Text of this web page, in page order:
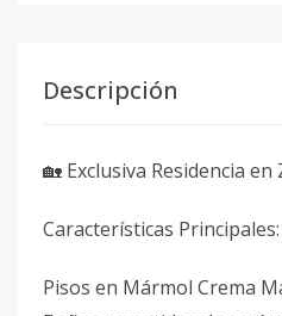
Descripción
🏡 Exclusiva Residencia
Características Principales:
Pisos en Mármol Crema